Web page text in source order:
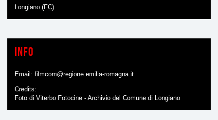
Longiano (FC)
Info
Email: filmcom@regione.emilia-romagna.it
Credits
Foto di Viterbo Fotocine - Archivio del Comune di Longiano